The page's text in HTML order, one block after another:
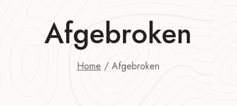
Afgebroken
Home / Afgebroken